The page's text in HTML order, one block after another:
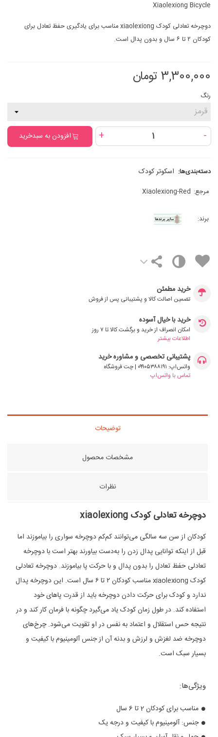
Xiaolexiong Bicycle
دوچرخه تعادلی کودک xiaolexiong مناسب برای یادگیری حفظ تعادل برای
کودکان ۲ تا ۶ سال و بدون پدال است.
3,300,000 تومان
رنگ
-
+ افزودن به سبدخرید
دسته‌بندی‌ها: اسکوتر کودک
مرجع: Xiaolexiong-Red
برند:
خرید مطمئن
تضمین اصالت کالا و پشتیبانی پس از فروش
خرید با خیال آسوده
امکان انصراف از خرید و برگشت کالا تا ۷ روز
اطلاعات بیشتر
پشتیبانی تخصصی و مشاوره خرید
واتس‌اپ: ۰۹۹۰۵۳۸۸۱۹۱ | چت فروشگاه
تماس با واتس‌اپ
توضیحات
مشخصات محصول
نظرات
دوچرخه تعادلی کودک xiaolexiong
کودکان از سن سه سالگی می‌توانند کم‌کم دوچرخه سواری را بیاموزند اما
قبل از اینکه توانایی پدال زدن را به‌دست بیاورند بهتر است با دوچرخه
تعادلی حفظ تعادل را بدون پدال و با حرکت پا بیاموزند. دوچرخه تعادلی
کودک xiaolexiong مناسب کودکان ۲ تا ۶ سال است. این دوچرخه پدال
ندارد و کودک برای حرکت دادن دوچرخه باید از قدرت پاهای خود
استفاده کند. در طول زمان کودک یاد می‌گیرد چگونه با فرمان کار کند و در
نتیجه حس استقلال و اعتماد به نفس در او تقویت می‌شود. چرخ‌های
دوچرخه ضد لغزش و لرزش و بدنه آن از جنس آلومینیوم با کیفیت و
بسیار سبک است.
ویژگی‌ها:
مناسب برای کودکان 2 تا 6 سال
جنس: آلومینیوم با کیفیت و درجه یک